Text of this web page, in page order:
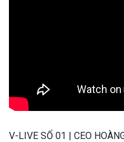
V-LIVE SỐ 01 | CEO